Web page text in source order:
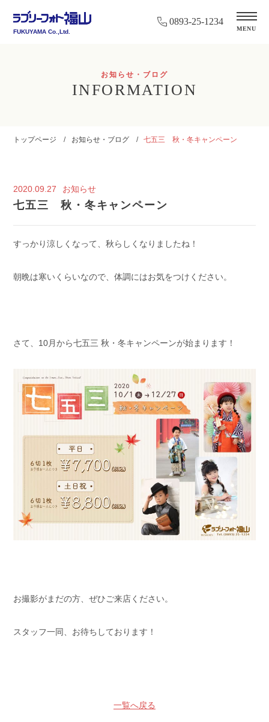
FUKUYAMA Co.,Ltd.
0893-25-1234
MENU
お知らせ・ブログ
INFORMATION
トップページ お知らせ・ブログ 七五三 秋・冬キャンペーン
2020.09.27 お知らせ
七五三 秋・冬キャンペーン
すっかり涼しくなって、秋らしくなりましたね！
朝晩は寒いくらいなので、体調にはお気をつけください。
さて、10月から七五三 秋・冬キャンペーンが始まります！
お撮影がまだの方、ぜひご来店ください。
スタッフ一同、お待ちしております！
一覧へ戻る